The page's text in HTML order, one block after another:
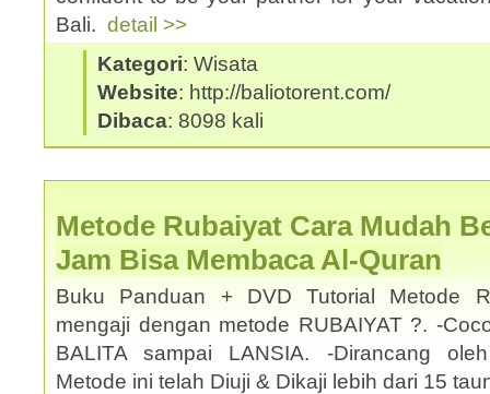
Bali. detail >>
Kategori: Wisata
Website: http://baliotorent.com/
Dibaca: 8098 kali
Metode Rubaiyat Cara Mudah
Jam Bisa Membaca Al-Quran
Buku Panduan + DVD Tutorial Metode
mengaji dengan metode RUBAIYAT ?. -
BALITA sampai LANSIA. -Dirancang
Metode ini telah Diuji & Dikaji lebih dari 15